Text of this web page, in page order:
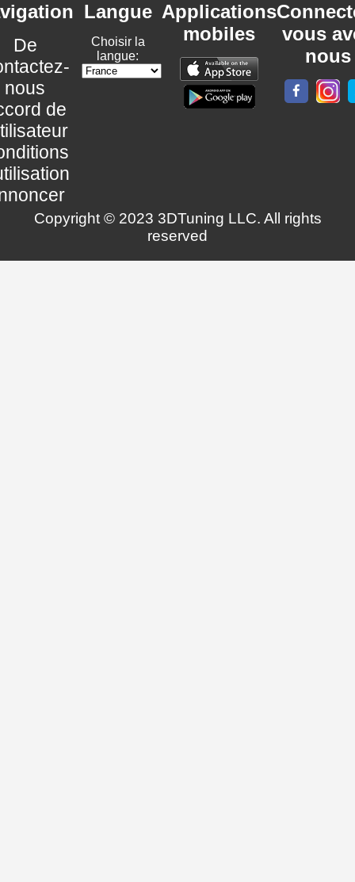
De
nous
de
Langue
Choisir la
langue:
Applications
mobiles
vous
nous
Copyright © 2023 3DTuning LLC. All rights
reserved